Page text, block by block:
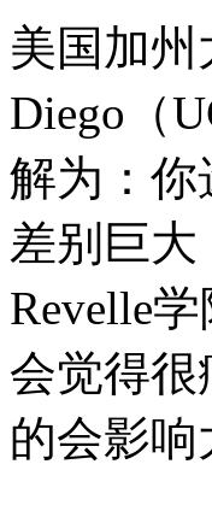
美国加州
Diego（
解为：你
差别巨
Revelle
会觉得
的会影